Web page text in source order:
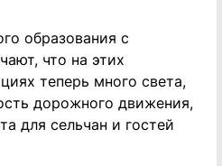
образования с
что на этих
теперь много света,
дорожного движения,
для сельчан и гостей